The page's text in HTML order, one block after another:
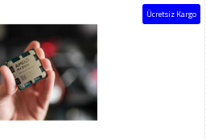
Ücretsiz Kargo